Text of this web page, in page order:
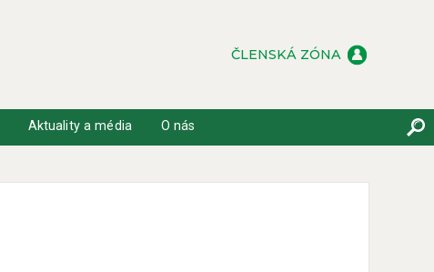
ČLENSKÁ ZÓNA
Aktuality a média O nás